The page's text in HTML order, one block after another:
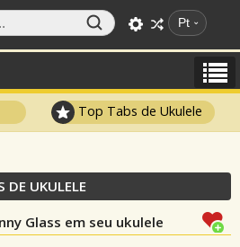
Pt
Top Tabs de Ukulele
DE UKULELE
Glass em seu ukulele